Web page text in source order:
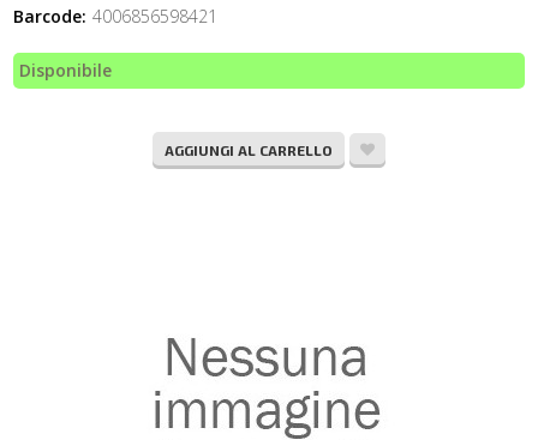
Barcode: 4006856598421
Disponibile
AGGIUNGI AL CARRELLO